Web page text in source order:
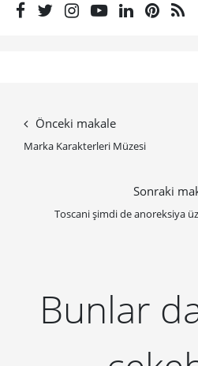
Önceki makale
Marka Karakterleri Müzesi
Sonraki
Toscani şimdi de anoreksiya
Bunlar